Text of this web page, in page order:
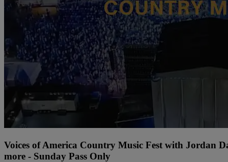
Voices of America Country Music Fest with Jordan
more - Sunday Pass Only